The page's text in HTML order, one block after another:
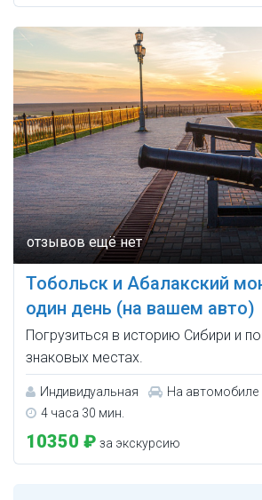
Тобольск и Абалакский
один день (на вашем авто)
Погрузиться в историю Сибири и
знаковых местах.
Индивидуальная
На автомобиле
4 часа 30 мин.
10350 ₽ за экскурсию